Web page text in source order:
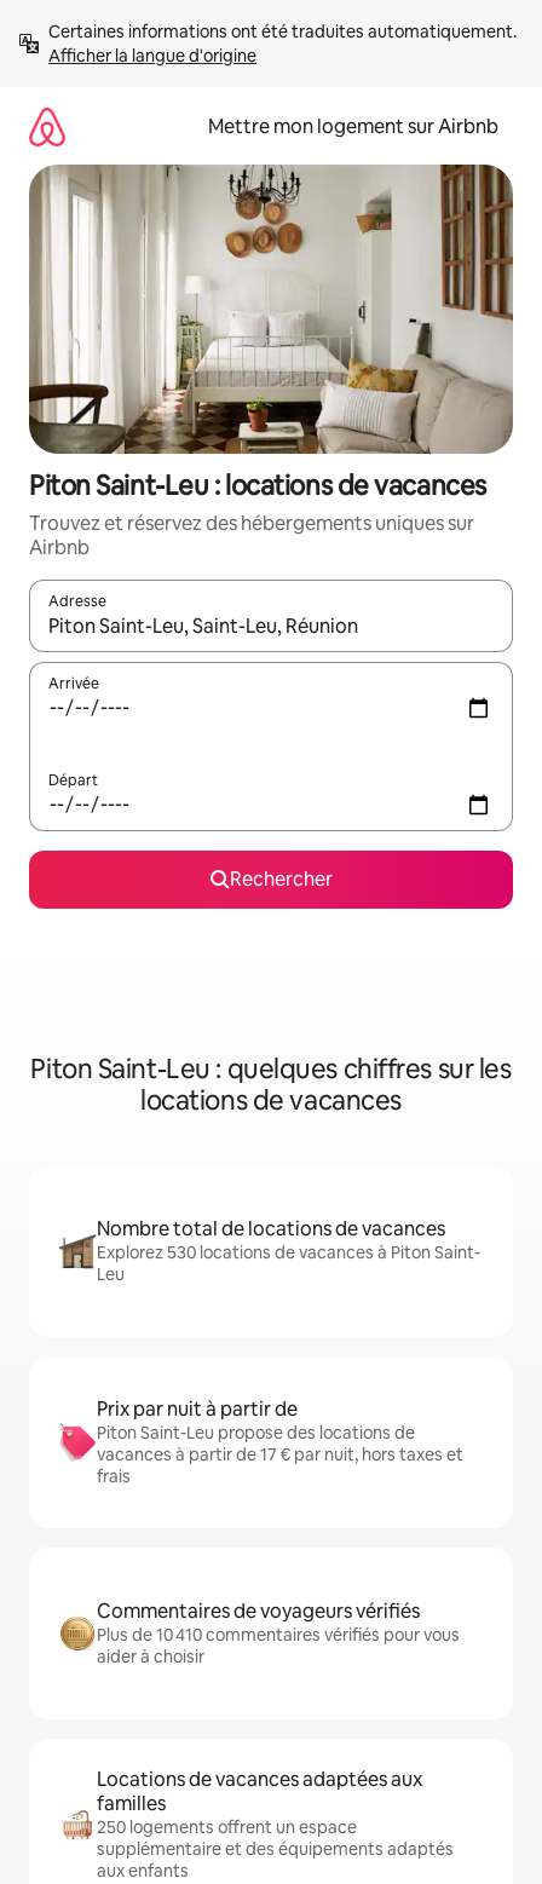
directement
Afficher la langue d'origine
Mettre mon logement sur Airbnb
Piton Saint-Leu : locations de vacances
Trouvez et réservez des hébergements uniques sur
Airbnb
Adresse
Lorsque les résultats s'affichent, utilisez les flèches vers le
Arrivée
Départ
Rechercher
Piton Saint-Leu : quelques chiffres sur les
locations de vacances
Nombre total de locations de vacances
Explorez 530 locations de vacances à Piton Saint-
Leu
Prix par nuit à partir de
Piton Saint-Leu propose des locations de
vacances à partir de 17 € par nuit, hors taxes et
frais
Commentaires de voyageurs vérifiés
Plus de 10 410 commentaires vérifiés pour vous
aider à choisir
Locations de vacances adaptées aux
familles
250 logements offrent un espace
supplémentaire et des équipements adaptés
aux enfants